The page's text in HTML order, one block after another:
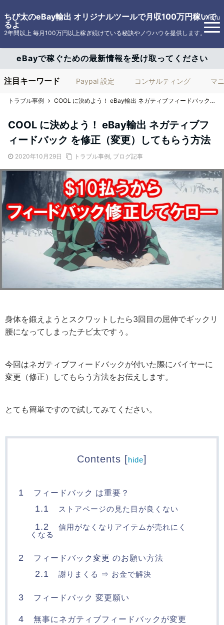
ちび太のeBay輸出 オリジナルツールで月収100万円稼いで
るよ
2年間以上 毎月100万円以上稼ぎ続けている秘訣やノウハウを提供します。
Menu
eBayで稼ぐための最新情報を受け取ってください
注目キーワード Paypal 設定 コンサルティング マ
トラブル事例 COOL に決めよう！ eBay輸出 ネガティブフィードバック を修正（変更）してもらう方法
COOL に決めよう！ eBay輸出 ネガティブフ
ィードバック を修正（変更）してもらう方法
2020年10月29日 トラブル事例, ブログ記事
身体を鍛えようとスクワットしたら3回目の屈伸でギックリ
腰になってしまったチビ太ですぅ。
今回はネガティブフィードバックが付いた際にバイヤーに
変更（修正）してもらう方法をお伝えします。
とても簡単ですので試してみてください。
Contents [hide]
1 フィードバック は重要？
1.1 ストアページの見た目が良くない
1.2
信用がなくなりアイテムが売れにく
くなる
2 フィードバック変更 のお願い方法
2.1 謝りまくる ⇒ お金で解決
3 フィードバック 変更願い
4
無事にネガティブフィードバックが変更